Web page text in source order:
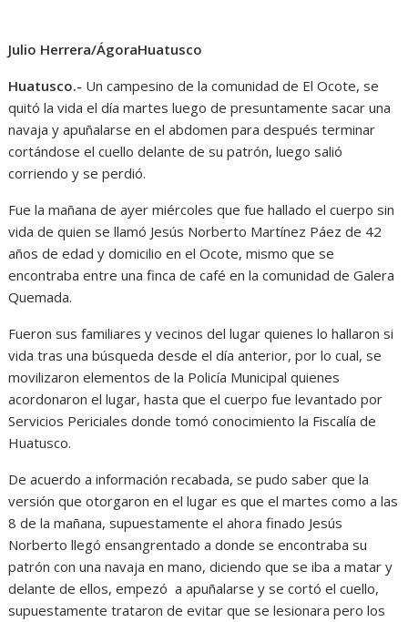
Julio Herrera/ÁgoraHuatusco
Huatusco.- Un campesino de la comunidad de El Ocote, se
quitó la vida el día martes luego de presuntamente sacar una
navaja y apuñalarse en el abdomen para después terminar
cortándose el cuello delante de su patrón, luego salió
corriendo y se perdió.
Fue la mañana de ayer miércoles que fue hallado el cuerpo sin
vida de quien se llamó Jesús Norberto Martínez Páez de 42
años de edad y domicilio en el Ocote, mismo que se
encontraba entre una finca de café en la comunidad de Galera
Quemada.
Fueron sus familiares y vecinos del lugar quienes lo hallaron si
vida tras una búsqueda desde el día anterior, por lo cual, se
movilizaron elementos de la Policía Municipal quienes
acordonaron el lugar, hasta que el cuerpo fue levantado por
Servicios Periciales donde tomó conocimiento la Fiscalía de
Huatusco.
De acuerdo a información recabada, se pudo saber que la
versión que otorgaron en el lugar es que el martes como a las
8 de la mañana, supuestamente el ahora finado Jesús
Norberto llegó ensangrentado a donde se encontraba su
patrón con una navaja en mano, diciendo que se iba a matar y
delante de ellos, empezó a apuñalarse y se cortó el cuello,
supuestamente trataron de evitar que se lesionara pero los